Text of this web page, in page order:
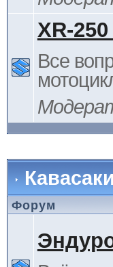
XR-
Все
Форум